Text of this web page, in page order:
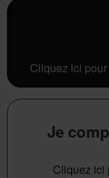
Cliquez ici
Je
Cliquez ici